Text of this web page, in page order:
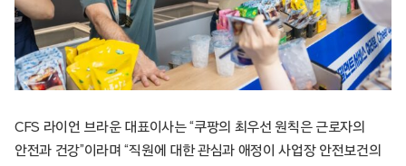
CFS 라이언 브라운 대표이사는 “쿠팡의 최우선 원칙은 근로자의
안전과 건강”이라며 “직원에 대한 관심과 애정이 사업장 안전보건의